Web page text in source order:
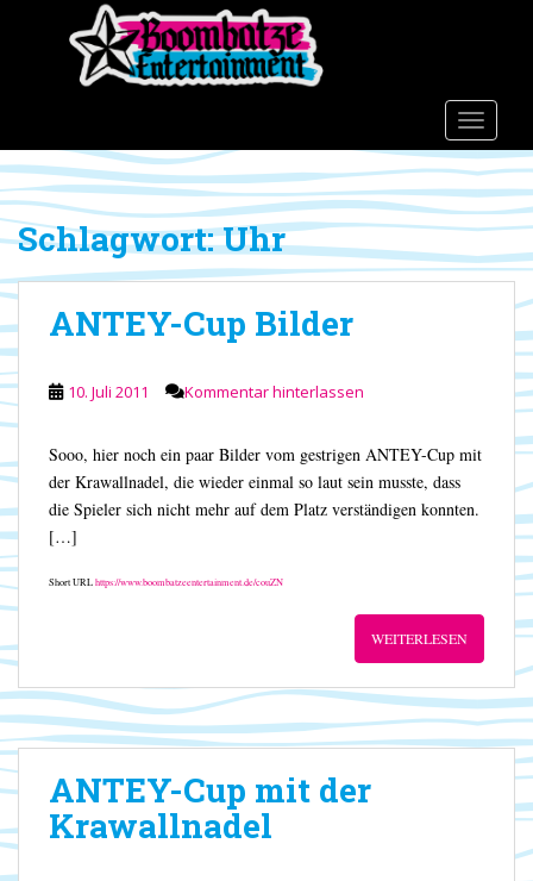
o
m
a
c
t
e
n
Schlagwort:Uhr
ANTEY-Cup Bilder
10. Juli 2011 Kommentar hinterlassen
Sooo, hier noch ein paar Bilder vom gestrigen ANTEY-Cup mit
der Krawallnadel, die wieder einmal so laut sein musste, dass
die Spieler sich nicht mehr auf dem Platz verständigen konnten.
[…]
Short URLhttps://www.boombatzeentertainment.de/couZN
WEITERLESEN
ANTEY-Cup mit der
Krawallnadel